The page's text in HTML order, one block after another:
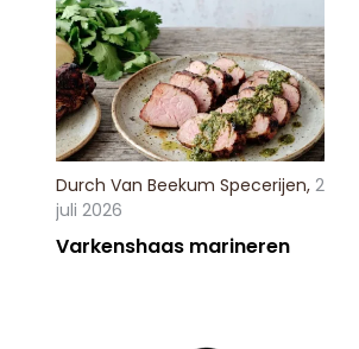
Durch Van Beekum Specerijen, 2
juli 2026
Varkenshaas marineren